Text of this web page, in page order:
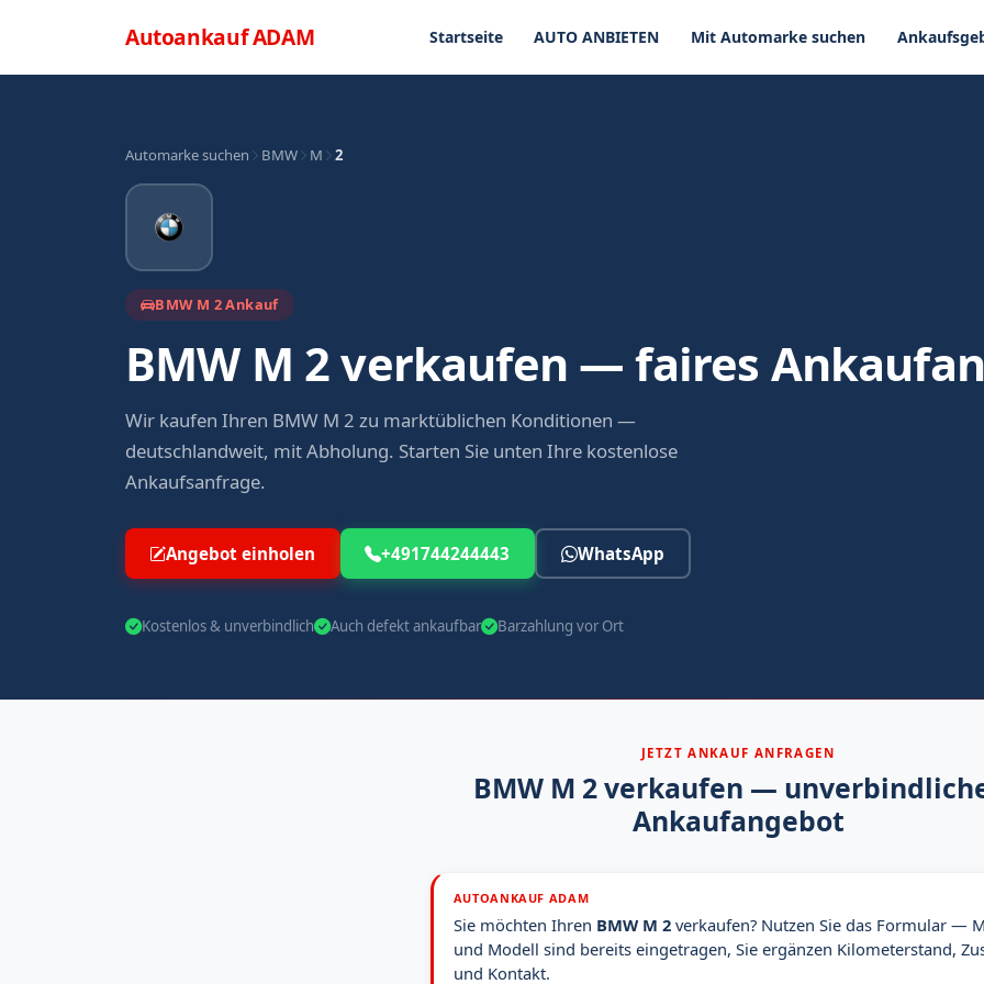
AutoankaufADAM Menü
Startseite AUTO ANBIETEN Mit Automarke suchen
Automarke suchen BMW M 2
BMW M 2 Ankauf
BMW M 2 verkaufen — faires
Wir kaufen Ihren BMW M 2 zu marktüblichen Konditionen —
deutschlandweit, mit Abholung. Starten Sie unten Ihre kostenlose
Ankaufsanfrage.
Angebot einholen +491744244443 WhatsApp
Kostenlos & unverbindlich Auch defekt ankaufbar Barzahlung vor Ort
JETZT ANKAUF ANFRAGEN
BMW M 2 verkaufen —
Ankaufangebot
AUTOANKAUF ADAM
Sie möchten Ihren BMW M 2verkaufen? Nutzen Sie das Formular —
und Modell sind bereits eingetragen, Sie ergänzen Kilometerstand,
und Kontakt.